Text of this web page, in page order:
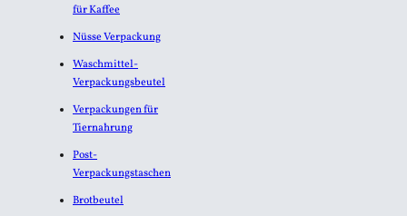
für Kaffee
Nüsse Verpackung
Waschmittel-
Verpackungsbeutel
Verpackungen für
Tiernahrung
Post-
Verpackungstaschen
Brotbeutel